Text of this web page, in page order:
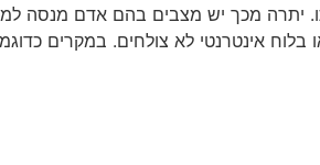
יתרה מכך יש מצבים בהם אדם מנסה
אינטרנטי לא צולחים. במקרים